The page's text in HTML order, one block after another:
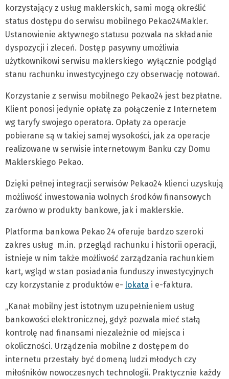
korzystający z usług maklerskich, sami mogą określić
status dostępu do serwisu mobilnego Pekao24Makler.
Ustanowienie aktywnego statusu pozwala na składanie
dyspozycji i zleceń. Dostęp pasywny umożliwia
użytkownikowi serwisu maklerskiego wyłącznie podgląd
stanu rachunku inwestycyjnego czy obserwację notowań.
Korzystanie z serwisu mobilnego Pekao24 jest bezpłatne.
Klient ponosi jedynie opłatę za połączenie z Internetem
wg taryfy swojego operatora. Opłaty za operacje
pobierane są w takiej samej wysokości, jak za operacje
realizowane w serwisie internetowym Banku czy Domu
Maklerskiego Pekao.
Dzięki pełnej integracji serwisów Pekao24 klienci uzyskują
możliwość inwestowania wolnych środków finansowych
zarówno w produkty bankowe, jak i maklerskie.
Platforma bankowa Pekao 24 oferuje bardzo szeroki
zakres usług m.in. przegląd rachunku i historii operacji,
istnieje w nim także możliwość zarządzania rachunkiem
kart, wgląd w stan posiadania funduszy inwestycyjnych
czy korzystanie z produktów e- lokata i e-faktura.
„Kanał mobilny jest istotnym uzupełnieniem usług
bankowości elektronicznej, gdyż pozwala mieć stałą
kontrolę nad finansami niezależnie od miejsca i
okoliczności. Urządzenia mobilne z dostępem do
internetu przestały być domeną ludzi młodych czy
miłośników nowoczesnych technologii. Praktycznie każdy